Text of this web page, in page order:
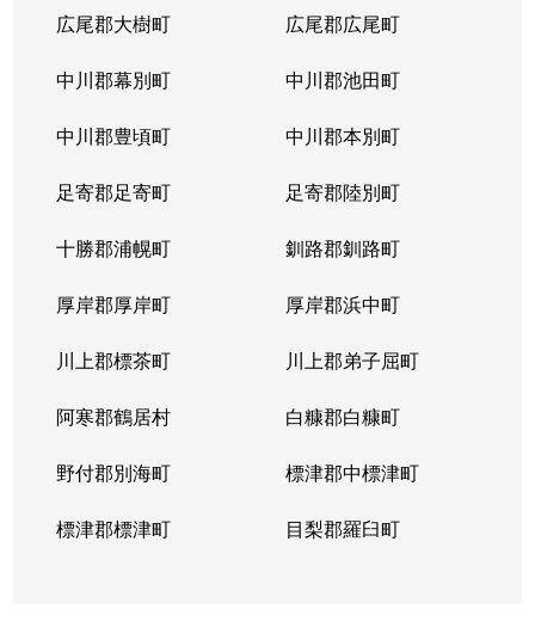
広尾郡大樹町 広尾郡広尾町
中川郡幕別町 中川郡池田町
中川郡豊頃町 中川郡本別町
足寄郡足寄町 足寄郡陸別町
十勝郡浦幌町 釧路郡釧路町
厚岸郡厚岸町 厚岸郡浜中町
川上郡標茶町 川上郡弟子屈町
阿寒郡鶴居村 白糠郡白糠町
野付郡別海町 標津郡中標津町
標津郡標津町 目梨郡羅臼町